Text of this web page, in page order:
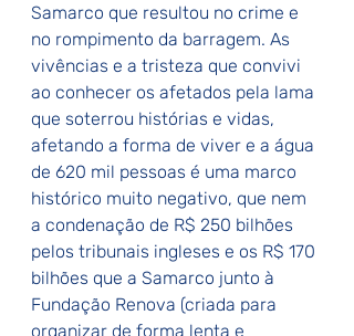
Samarco que resultou no crime e
no rompimento da barragem. As
vivências e a tristeza que convivi
ao conhecer os afetados pela lama
que soterrou histórias e vidas,
afetando a forma de viver e a água
de 620 mil pessoas é uma marco
histórico muito negativo, que nem
a condenação de R$ 250 bilhões
pelos tribunais ingleses e os R$ 170
bilhões que a Samarco junto à
Fundação Renova (criada para
organizar de forma lenta e